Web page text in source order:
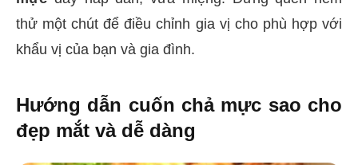
thử một chút để điều chỉnh gia vị cho phù hợp với
khẩu vị của bạn và gia đình.
Hướng dẫn cuốn chả mực sao cho
đẹp mắt và dễ dàng